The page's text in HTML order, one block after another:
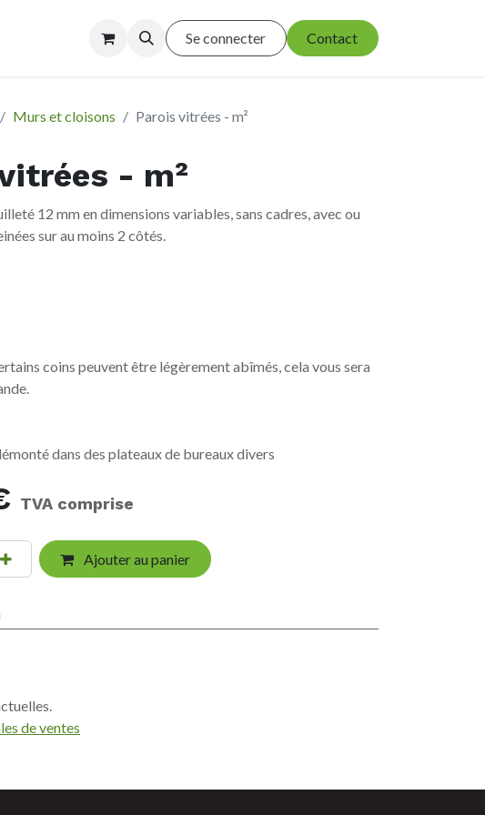
Se connecter Contact
Murs et cloisons Parois vitrées - m²
- m²
12 mm en dimensions variables, sans cadres, avec ou
sur au moins 2 côtés.
coins peuvent être légèrement abîmés, cela vous sera
dans des plateaux de bureaux divers
TVA comprise
Ajouter au panier
de ventes